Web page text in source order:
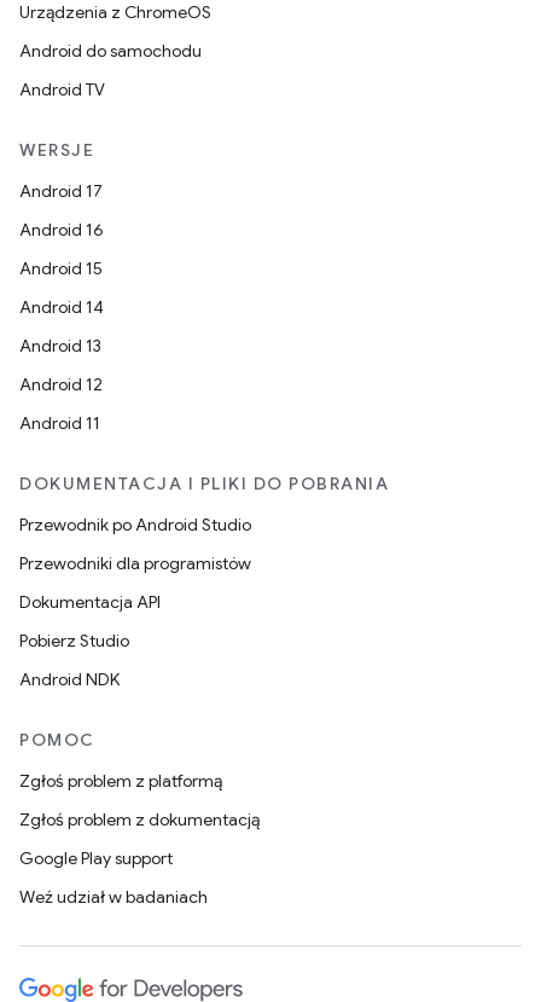
Urządzenia z ChromeOS
Android do samochodu
Android TV
WERSJE
Android 17
Android 16
Android 15
Android 14
Android 13
Android 12
Android 11
DOKUMENTACJA I PLIKI DO POBRANIA
Przewodnik po Android Studio
Przewodniki dla programistów
Dokumentacja API
Pobierz Studio
Android NDK
POMOC
Zgłoś problem z platformą
Zgłoś problem z dokumentacją
Google Play support
Weź udział w badaniach